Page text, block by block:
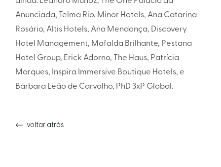
Anunciada, Telma Rio, Minor Hotels, Ana Catarina
Rosário, Altis Hotels, Ana Mendonça, Discovery
Hotel Management, Mafalda Brilhante, Pestana
Hotel Group, Erick Adorno, The Haus, Patrícia
Marques, Inspira Immersive Boutique Hotels, e
Bárbara Leão de Carvalho, PhD 3xP Global.
voltar atrás